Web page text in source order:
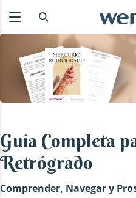
Guía Completa
Retrógrado
Comprender, Navegar y